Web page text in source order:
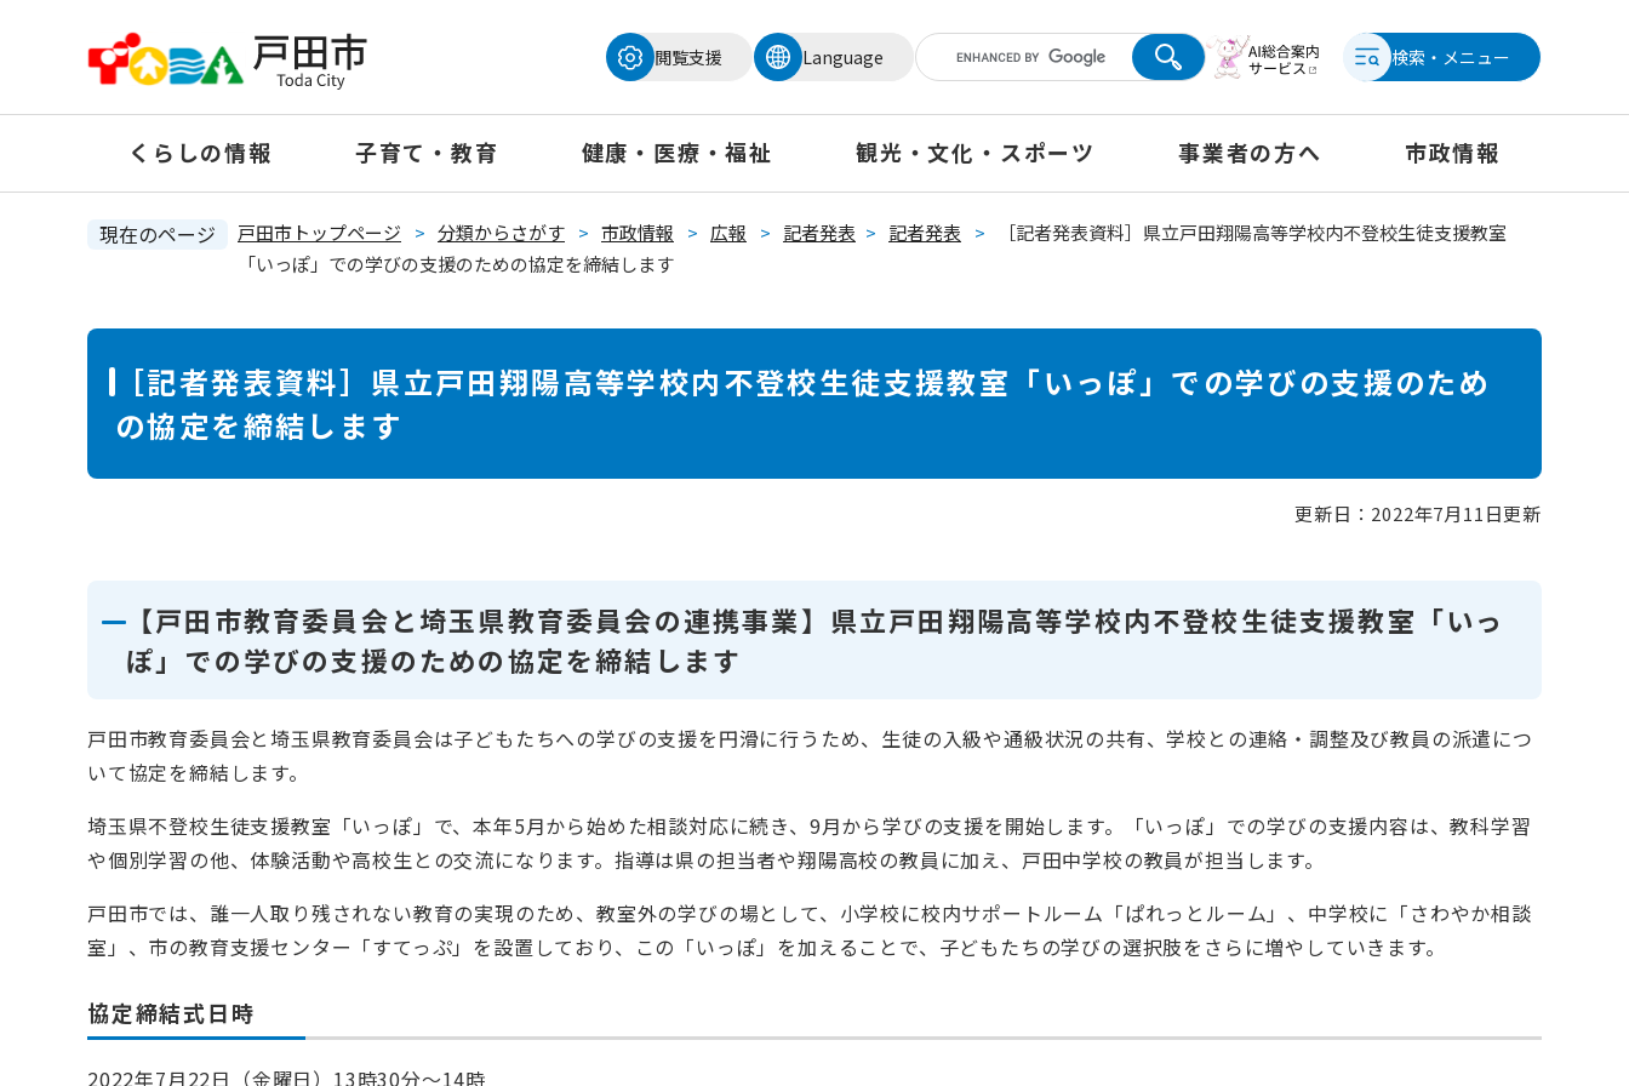
の
頭
閲覧支援
Language 検索・メニュー
くらしの情報 子育て・教育 健康・医療・福祉 観光・文化・スポーツ 事業者の方へ 市政情報
現在のページ 戸田市トップページ > 分類からさがす > 市政情報 > 広報 > 記者発表 > 記者発表 >
［記者発表資料］県立戸田翔陽高等学校内不登校生徒支援教室
「いっぽ」での学びの支援のための協定を締結します
本
［記者発表資料］県立戸田翔陽高等学校内不登校生徒支援教室「いっぽ」での学びの支援のため
の協定を締結します
更新日：2022年7月11日更新
【戸田市教育委員会と埼玉県教育委員会の連携事業】県立戸田翔陽高等学校内不登校生徒支援教室「いっ
ぽ」での学びの支援のための協定を締結します
戸田市教育委員会と埼玉県教育委員会は子どもたちへの学びの支援を円滑に行うため、生徒の入級や通級状況の共有、学校との連絡・調整及び教員の派遣につ
いて協定を締結します。
埼玉県不登校生徒支援教室「いっぽ」で、本年5月から始めた相談対応に続き、9月から学びの支援を開始します。「いっぽ」での学びの支援内容は、教科学習
や個別学習の他、体験活動や高校生との交流になります。指導は県の担当者や翔陽高校の教員に加え、戸田中学校の教員が担当します。
戸田市では、誰一人取り残されない教育の実現のため、教室外の学びの場として、小学校に校内サポートルーム「ぱれっとルーム」、中学校に「さわやか相談
室」、市の教育支援センター「すてっぷ」を設置しており、この「いっぽ」を加えることで、子どもたちの学びの選択肢をさらに増やしていきます。​
協定締結式日時
2022年7月22日（金曜日）13時30分～14時